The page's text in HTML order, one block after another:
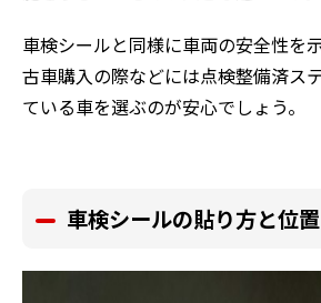
車検シールと同様に車両の安全性を
古車購入の際などには点検整備済ス
ている車を選ぶのが安心でしょう。
車検シールの貼り方と位置